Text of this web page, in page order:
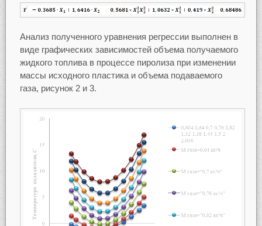
Анализ полученного уравнения регрессии выполнен в
виде графических зависимостей объема получаемого
жидкого топлива в процессе пиролиза при изменении
массы исходного пластика и объема подаваемого
газа, рисунок 2 и 3.